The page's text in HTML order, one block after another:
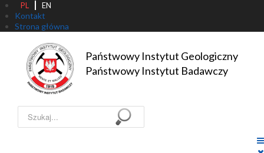
PL EN
Kontakt
Strona główna
Państwowy Instytut Geologiczny
Państwowy Instytut Badawczy
Szukaj...